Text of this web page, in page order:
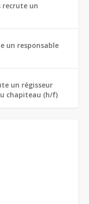
recrute un
un responsable
un régisseur
chapiteau (h/f)